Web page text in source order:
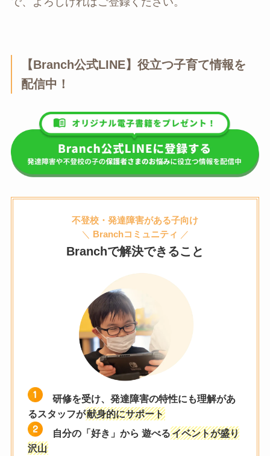
【Branch公式LINE】役立つ子育て情報を
配信中！
不登校・発達障害がある子向け
＼
Branchコミュニティ ／
Branchで解決できること
研修を受け、発達障害の特性にも理解があ
るスタッフが献身的にサポート
自分の「好き」から 遊べるイベントが盛り
沢山